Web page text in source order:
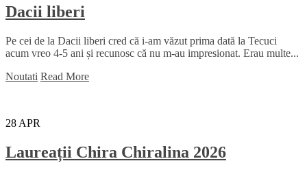
Dacii liberi
Pe cei de la Dacii liberi cred că i-am văzut prima dată la Tecuci
acum vreo 4-5 ani și recunosc că nu m-au impresionat. Erau multe...
Noutati Read More
28 APR
Laureații Chira Chiralina 2026